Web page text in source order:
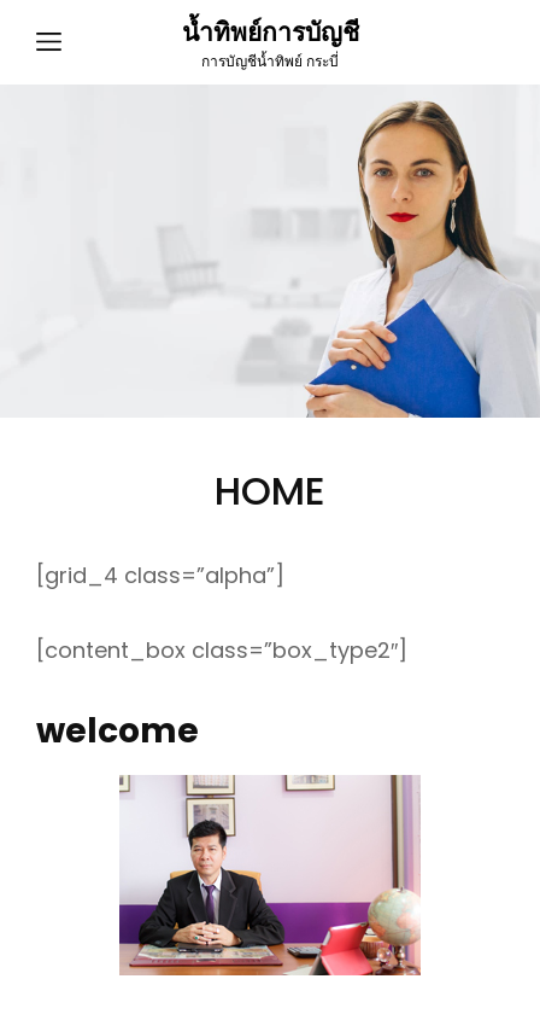
น้ำทิพย์การบัญชี
การบัญชีน้ำทิพย์ กระบี่
HOME
[grid_4 class=”alpha”]
[content_box class=”box_type2″]
welcome